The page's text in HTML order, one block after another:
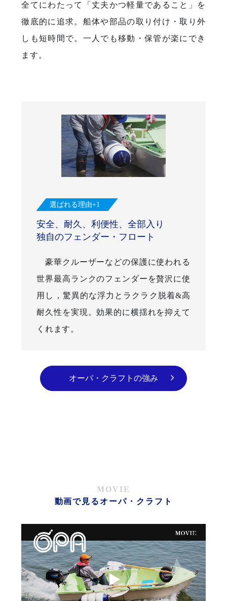
全てにわたって「丈夫かつ軽量であること」を
徹底的に追求。船体や部品の取り付け・取り外
しも短時間で。一人でも移動・保管が楽にでき
ます。
選ばれる理由+1
安全、耐久、利便性、全部入り
独自のフェンダー・フロート
豪華クルーザーなどの保護に使われる
世界最高ランクのフェンダーを贅沢に使
用し，驚異的な浮力とラクラク脱着&高
耐久性を実現。効果的に横揺れを抑えて
くれます。
オーパ・クラフトの強み
MOVIE
動画で見るオーパ・クラフト